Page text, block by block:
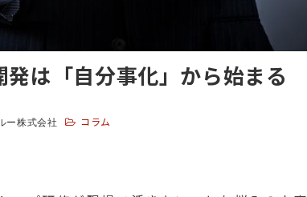
は「自分事化」から始まる
ー株式会社
コラム